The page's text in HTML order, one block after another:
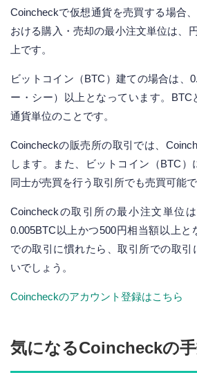
Coincheckで仮想通貨を売買する場合
おける購入・売却の最小注文単位は、
上です。
ビットコイン（BTC）建ての場合は、
ー・シー）以上となっています。BTC
通貨単位のことです。
Coincheckの販売所の取引では、
します。また、ビットコイン（BTC）
同士が売買を行う取引所でも売買可能で
Coincheckの取引所の最小注文単位
0.005BTC以上かつ500円相当額以上
での取引に慣れたら、取引所での取引
いでしょう。
Coincheckのアカウント登録はこちら
気になるCoincheckの手